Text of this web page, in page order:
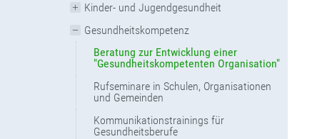
Kinder- und Jugendgesundheit
Gesundheitskompetenz
Beratung zur Entwicklung einer
"Gesundheitskompetenten Organisation"
Rufseminare in Schulen, Organisationen
und Gemeinden
Kommunikationstrainings für
Gesundheitsberufe